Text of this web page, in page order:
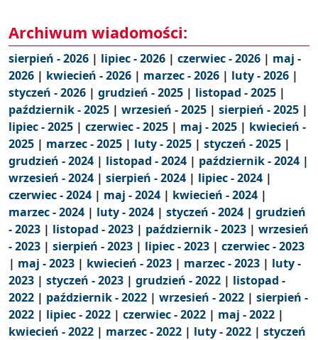
Archiwum wiadomości:
sierpień - 2026 | lipiec - 2026 | czerwiec - 2026 | maj -
2026 | kwiecień - 2026 | marzec - 2026 | luty - 2026 |
styczeń - 2026 | grudzień - 2025 | listopad - 2025 |
październik - 2025 | wrzesień - 2025 | sierpień - 2025 |
lipiec - 2025 | czerwiec - 2025 | maj - 2025 | kwiecień -
2025 | marzec - 2025 | luty - 2025 | styczeń - 2025 |
grudzień - 2024 | listopad - 2024 | październik - 2024 |
wrzesień - 2024 | sierpień - 2024 | lipiec - 2024 |
czerwiec - 2024 | maj - 2024 | kwiecień - 2024 |
marzec - 2024 | luty - 2024 | styczeń - 2024 | grudzień
- 2023 | listopad - 2023 | październik - 2023 | wrzesień
- 2023 | sierpień - 2023 | lipiec - 2023 | czerwiec - 2023
| maj - 2023 | kwiecień - 2023 | marzec - 2023 | luty -
2023 | styczeń - 2023 | grudzień - 2022 | listopad -
2022 | październik - 2022 | wrzesień - 2022 | sierpień -
2022 | lipiec - 2022 | czerwiec - 2022 | maj - 2022 |
kwiecień - 2022 | marzec - 2022 | luty - 2022 | styczeń